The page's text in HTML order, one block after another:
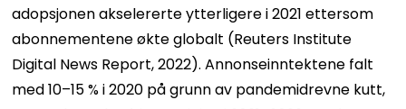
adopsjonen akselererte ytterligere i 2021 ettersom
abonnementene økte globalt (Reuters Institute
Digital News Report, 2022). Annonseinntektene falt
med 10–15 % i 2020 på grunn av pandemidrevne kutt,